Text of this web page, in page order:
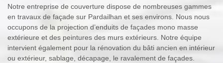
Notre entreprise de couverture dispose de nombreuses gammes
en travaux de façade sur Pardailhan et ses environs. Nous nous
occupons de la projection d’enduits de façades mono masse
extérieure et des peintures des murs extérieurs. Notre équipe
intervient également pour la rénovation du bâti ancien en intérieur
ou extérieur, sablage, décapage, le ravalement de façades.